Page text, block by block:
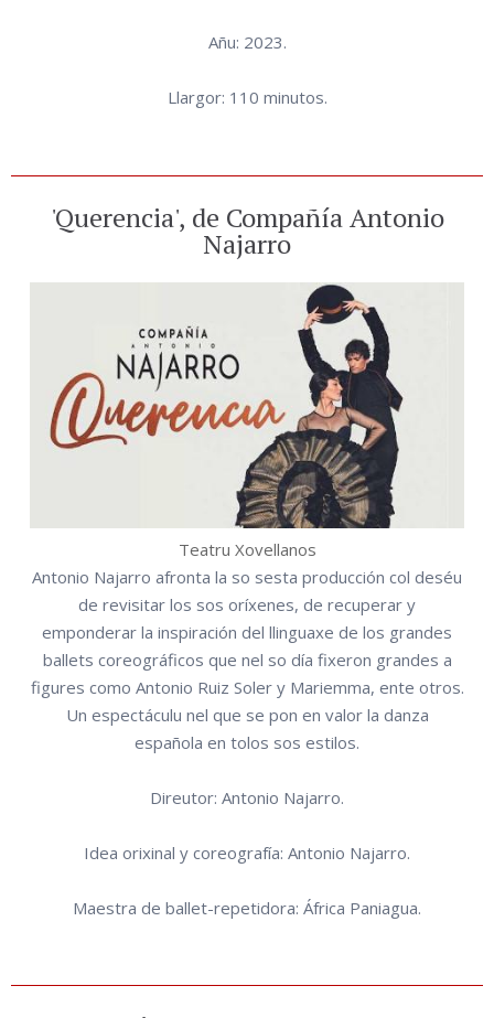
Añu: 2023.
Llargor: 110 minutos.
'Querencia', de Compañía Antonio
Najarro
Teatru Xovellanos
Antonio Najarro afronta la so sesta producción col deséu
de revisitar los sos oríxenes, de recuperar y
emponderar la inspiración del llinguaxe de los grandes
ballets coreográficos que nel so día fixeron grandes a
figures como Antonio Ruiz Soler y Mariemma, ente otros.
Un espectáculu nel que se pon en valor la danza
española en tolos sos estilos.
Direutor: Antonio Najarro.
Idea orixinal y coreografía: Antonio Najarro.
Maestra de ballet-repetidora: África Paniagua.